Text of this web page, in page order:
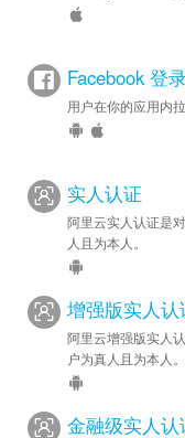
Facebook 登
用户在你的应用内
实人认证
阿里云实人认证是
人且为本人。
增强版实人认
阿里云增强版实人
户为真人且为本人。
金融级实人认